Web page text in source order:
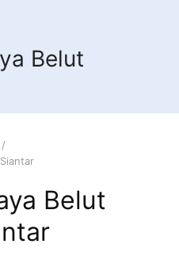
Belut
Belut